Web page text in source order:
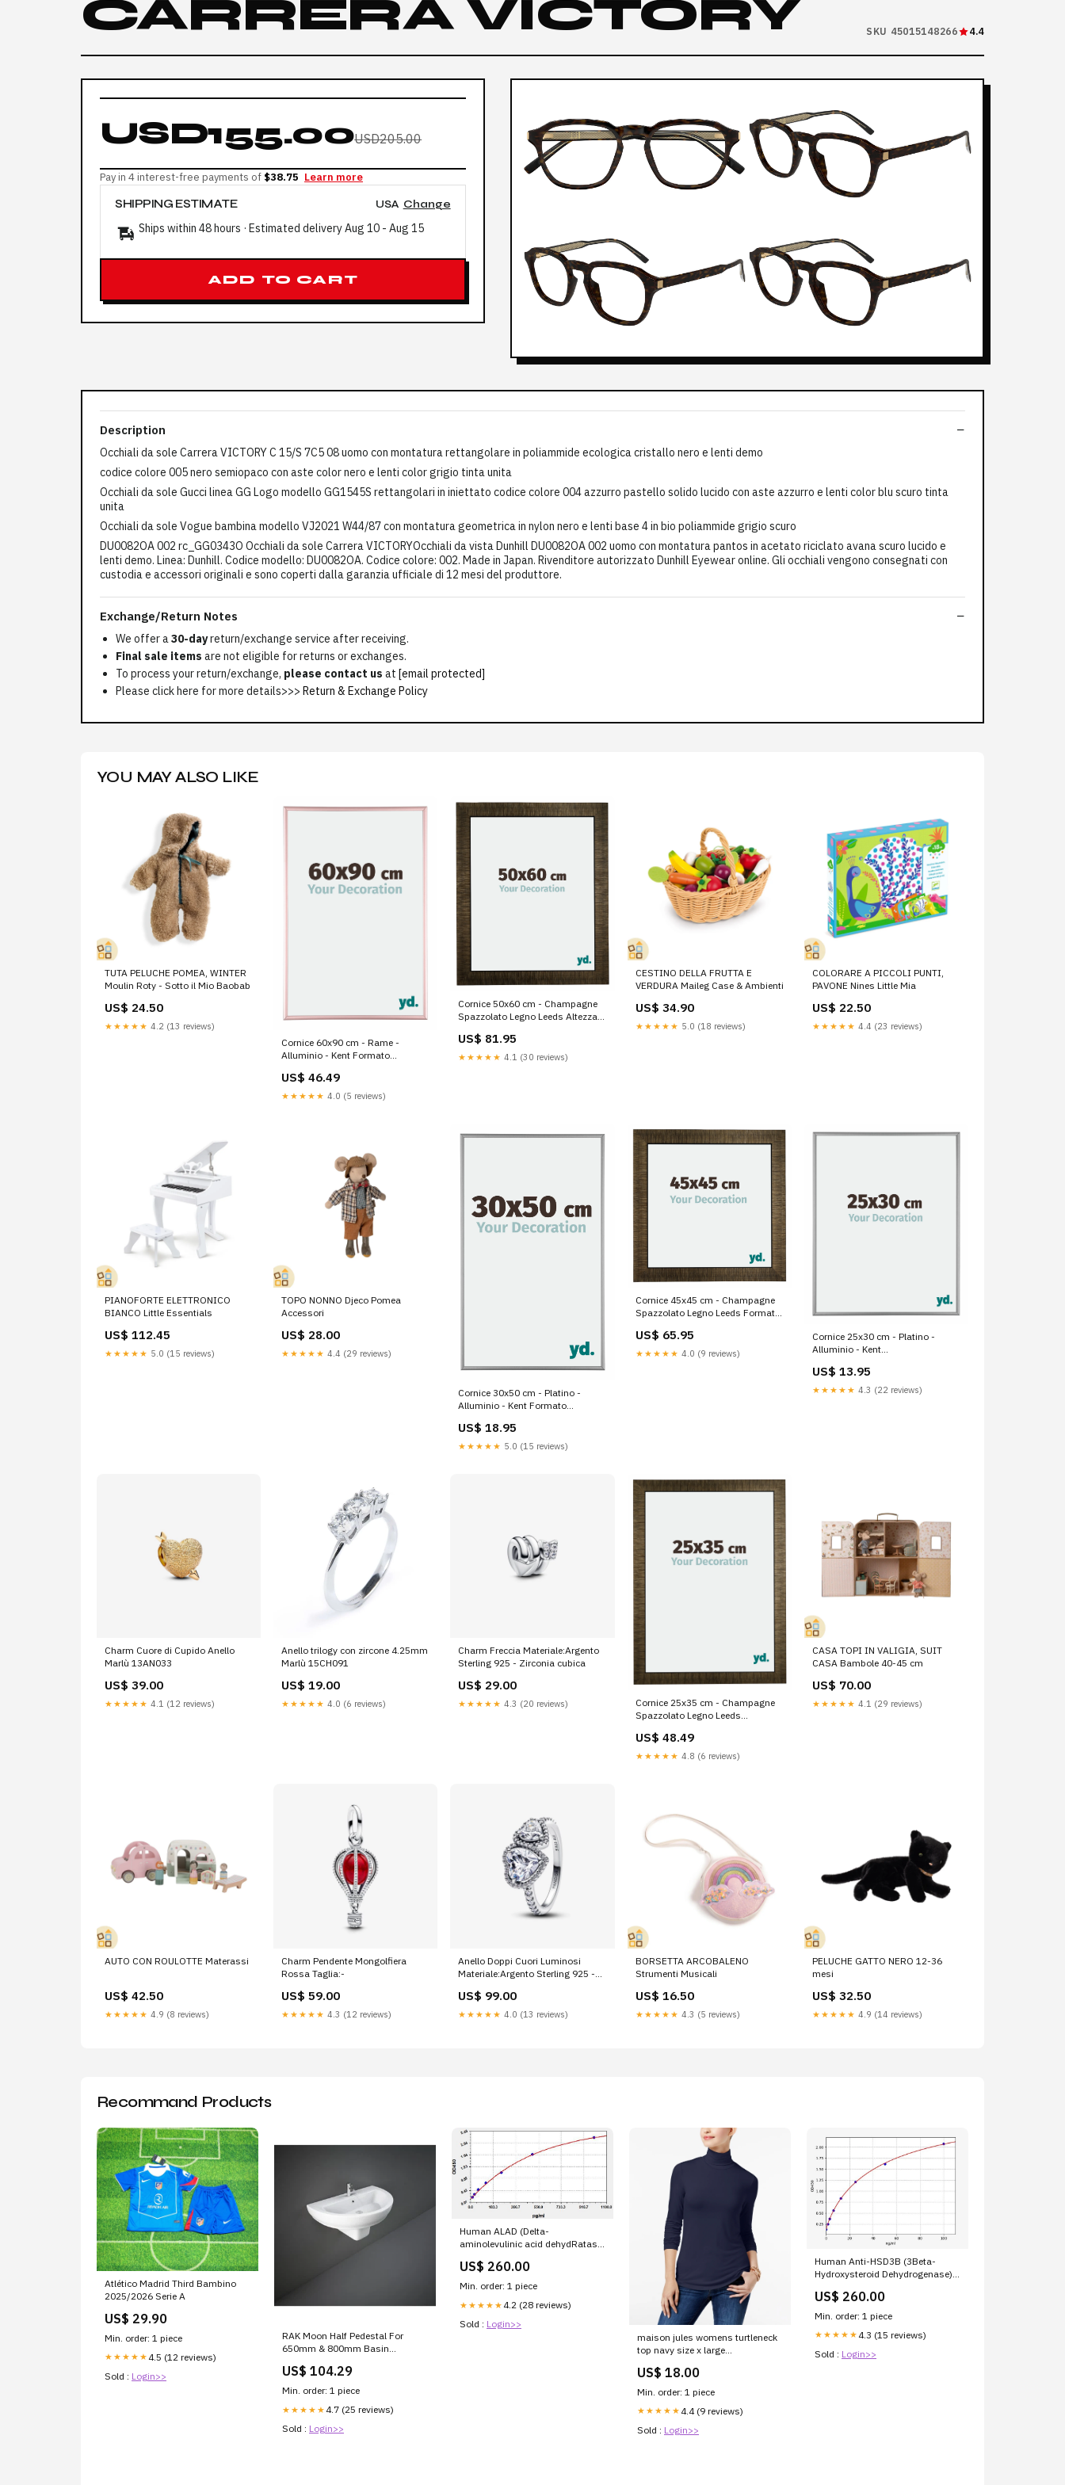
CARRERA VICTORY
SKU 45015148266 4.4
USD155.00USD205.00
Pay in 4 interest-free payments of $38.75 Learn more
SHIPPING ESTIMATE USA Change
Ships within 48 hours · Estimated deliveryAug 10 - Aug 15
ADD TO CART
Description
Occhiali da sole Carrera VICTORY C 15/S 7C5 08 uomo con montatura rettangolare in poliammide ecologica cristallo nero e lenti demo
codice colore 005 nero semiopaco con aste color nero e lenti color grigio tinta unita
Occhiali da sole Gucci linea GG Logo modello GG1545S rettangolari in iniettato codice colore 004 azzurro pastello solido lucido con aste azzurro e lenti color blu scuro tinta
unita
Occhiali da sole Vogue bambina modello VJ2021 W44/87 con montatura geometrica in nylon nero e lenti base 4 in bio poliammide grigio scuro
DU0082OA 002 rc_GG0343O Occhiali da sole Carrera VICTORYOcchiali da vista Dunhill DU0082OA 002 uomo con montatura pantos in acetato riciclato avana scuro lucido e
lenti demo. Linea: Dunhill. Codice modello: DU0082OA. Codice colore: 002. Made in Japan. Rivenditore autorizzato Dunhill Eyewear online. Gli occhiali vengono consegnati con
custodia e accessori originali e sono coperti dalla garanzia ufficiale di 12 mesi del produttore.
Exchange/Return Notes
We offer a30-dayreturn/exchange service after receiving.
Final sale items are not eligible for returns or exchanges.
To process your return/exchange, please contact us at [email protected]
Please click here for more details>>> Return & Exchange Policy
YOU MAY ALSO LIKE
TUTA PELUCHE POMEA, WINTER
Moulin Roty - Sotto il Mio Baobab
US$ 24.50
★★★★★ 4.2 (13 reviews)
Cornice 60x90 cm - Rame -
Alluminio - Kent Formato
US$ 46.49
★★★★★ 4.0 (5 reviews)
Cornice 50x60 cm - Champagne
Spazzolato Legno Leeds Altezza
US$ 81.95
★★★★★ 4.1 (30 reviews)
CESTINO DELLA FRUTTA E
VERDURA Maileg Case & Ambienti
US$ 34.90
★★★★★ 5.0 (18 reviews)
COLORARE A PICCOLI PUNTI,
PAVONE Nines Little Mia
US$ 22.50
★★★★★ 4.4 (23 reviews)
PIANOFORTE ELETTRONICO
BIANCO Little Essentials
US$ 112.45
★★★★★ 5.0 (15 reviews)
TOPO NONNO Djeco Pomea
Accessori
US$ 28.00
★★★★★ 4.4 (29 reviews)
Cornice 30x50 cm - Platino -
Alluminio - Kent Formato
US$ 18.95
★★★★★ 5.0 (15 reviews)
Cornice 45x45 cm - Champagne
Spazzolato Legno Leeds Formato
US$ 65.95
★★★★★ 4.0 (9 reviews)
Cornice 25x30 cm - Platino -
Alluminio - Kent
US$ 13.95
★★★★★ 4.3 (22 reviews)
Charm Cuore di Cupido Anello
Marlù 13AN033
US$ 39.00
★★★★★ 4.1 (12 reviews)
Anello trilogy con zircone 4.25mm
Marlù 15CH091
US$ 19.00
★★★★★ 4.0 (6 reviews)
Charm Freccia Materiale:Argento
Sterling 925 - Zirconia cubica
US$ 29.00
★★★★★ 4.3 (20 reviews)
Cornice 25x35 cm - Champagne
Spazzolato Legno Leeds
US$ 48.49
★★★★★ 4.8 (6 reviews)
CASA TOPI IN VALIGIA, SUIT
CASA Bambole 40-45 cm
US$ 70.00
★★★★★ 4.1 (29 reviews)
AUTO CON ROULOTTE Materassi
US$ 42.50
★★★★★ 4.9 (8 reviews)
Charm Pendente Mongolfiera
Rossa Taglia:-
US$ 59.00
★★★★★ 4.3 (12 reviews)
Anello Doppi Cuori Luminosi
Materiale:Argento Sterling 925 -
US$ 99.00
★★★★★ 4.0 (13 reviews)
BORSETTA ARCOBALENO
Strumenti Musicali
US$ 16.50
★★★★★ 4.3 (5 reviews)
PELUCHE GATTO NERO 12-36
mesi
US$ 32.50
★★★★★ 4.9 (14 reviews)
Recommand Products
Atlético Madrid Third Bambino
2025/2026 Serie A
US$ 29.90
Min. order: 1 piece
★★★★★ 4.5 (12 reviews)
Sold : Login>>
RAK Moon Half Pedestal For
650mm & 800mm Basin
US$ 104.29
Min. order: 1 piece
★★★★★ 4.7 (25 reviews)
Sold : Login>>
Human ALAD (Delta-
aminolevulinic acid dehydRatase)
US$ 260.00
Min. order: 1 piece
★★★★★ 4.2 (28 reviews)
Sold : Login>>
maison jules womens turtleneck
top navy size x large
US$ 18.00
Min. order: 1 piece
★★★★★ 4.4 (9 reviews)
Sold : Login>>
Human Anti-HSD3B (3Beta-
Hydroxysteroid Dehydrogenase)
wells
US$ 260.00
Min. order: 1 piece
★★★★★ 4.3 (15 reviews)
Sold : Login>>